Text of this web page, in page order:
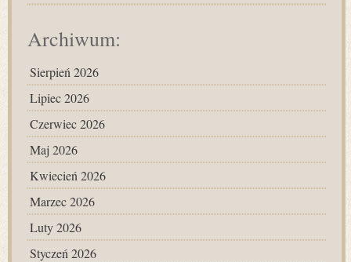
Archiwum:
Sierpień 2026
Lipiec 2026
Czerwiec 2026
Maj 2026
Kwiecień 2026
Marzec 2026
Luty 2026
Styczeń 2026